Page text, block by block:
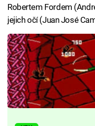
Robertem Fordem
jejich očí (Juan José